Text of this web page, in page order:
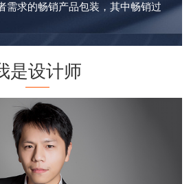
需求的畅销产品包装，其中畅销过
是设计师